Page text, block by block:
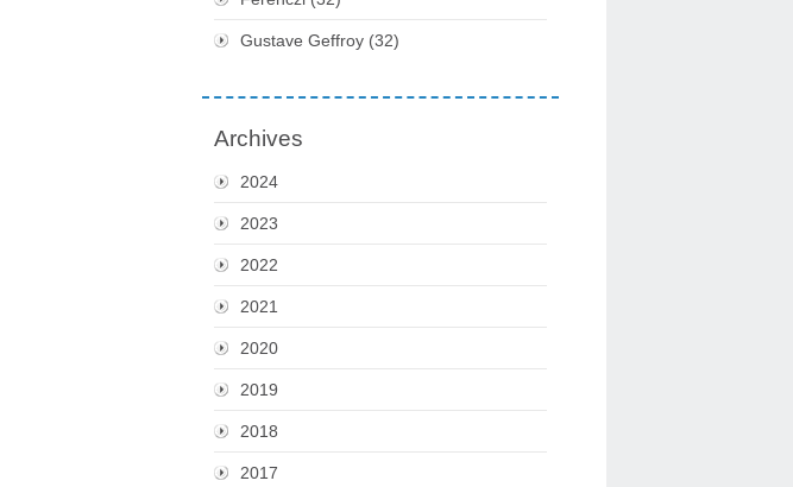
Gustave Geffroy (32)
Archives
2024
2023
2022
2021
2020
2019
2018
2017